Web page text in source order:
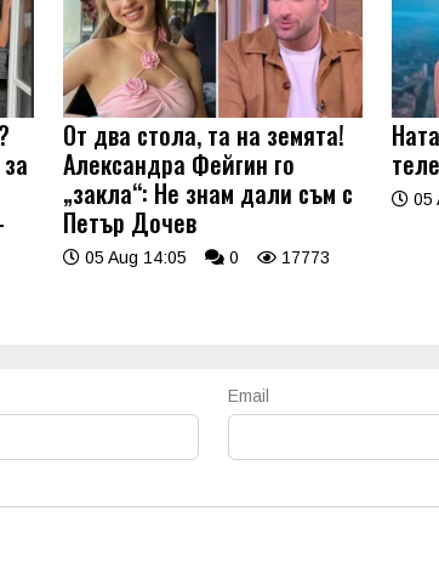
От два стола, та на земята!
Александра Фейгин го
„закла“: Не знам дали съм с
Петър Дочев
05 Aug 14:05 0 17773
05
Email